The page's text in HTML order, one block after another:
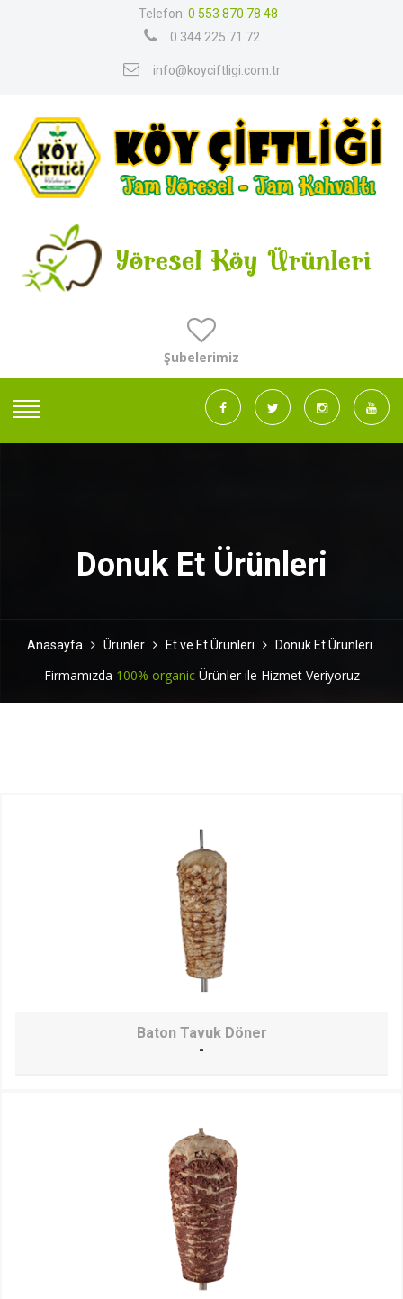
Telefon: 0 553 870 78 48
0 344 225 71 72
info@koyciftligi.com.tr
Şubelerimiz
Donuk Et Ürünleri
Anasayfa Ürünler Et ve Et Ürünleri Donuk Et Ürünleri
Firmamızda 100% organicÜrünler ile Hizmet Veriyoruz
Baton Tavuk Döner
-